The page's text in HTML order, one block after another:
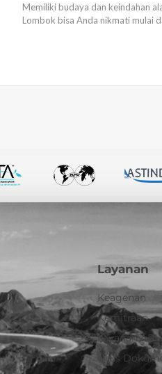
Memiliki budaya dan keindahan
Lombok bisa Anda nikmati mulai
Layanan
Keagenan
Kemitraan
Layanan API
Urus